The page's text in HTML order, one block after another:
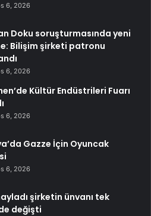
6, 2026
Doku soruşturmasında yeni
Bilişim şirketi patronu
6, 2026
Kültür Endüstrileri Fuarı
6, 2026
Gazze İçin Oyuncak
6, 2026
şirketin ünvanı tek
değişti